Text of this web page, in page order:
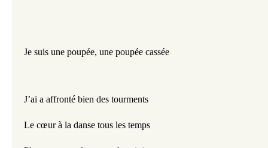
Je suis une poupée, une poupée cassée
J’ai a affronté bien des tourments
Le cœur à la danse tous les temps